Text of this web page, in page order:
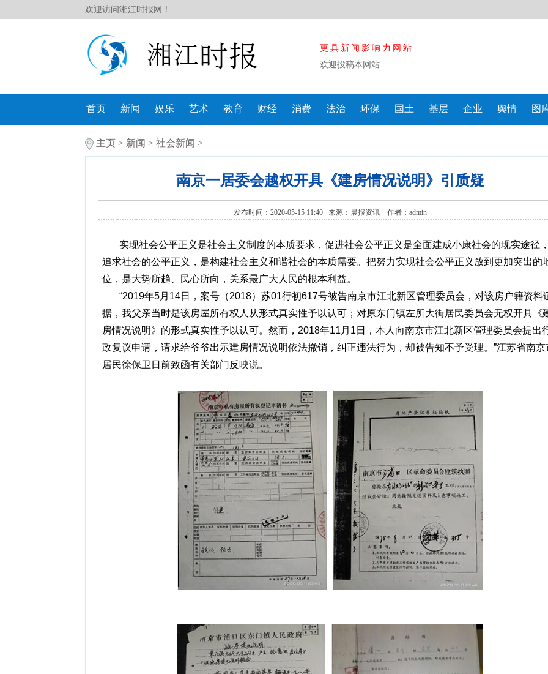
欢迎访问湘江时报网！
更具新闻影响力网站
欢迎投稿本网站
首页 新闻 娱乐 艺术 教育 财经 消费 法治 环保 国土 基层 企业 舆情 图
主页> 新闻 > 社会新闻 >
南京一居委会越权开具《建房情况说明》引质疑
发布时间：2020-05-15 11:40 来源： 晨报资讯 作者：admin
实现社会公平正义是社会主义制度的本质要求，促进社会公平正义是全面建成小康社会的现实途径
追求社会的公平正义，是构建社会主义和谐社会的本质需要。把努力实现社会公平正义放到更加突出的
位，是大势所趋、民心所向，关系最广大人民的根本利益。
“2019年5月14日，案号（2018）苏01行初617号被告南京市江北新区管理委员会，对该房户籍资料
据，我父亲当时是该房屋所有权人从形式真实性予以认可；对原东门镇左所大街居民委员会无权开具《
房情况说明》的形式真实性予以认可。然而，2018年11月1日，本人向南京市江北新区管理委员会提出
政复议申请，请求给爷爷出示建房情况说明依法撤销，纠正违法行为，却被告知不予受理。”江苏省南京
居民徐保卫日前致函有关部门反映说。